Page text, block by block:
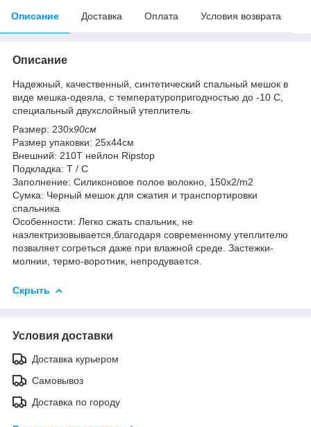
Описание Доставка Оплата Условия возврата
Описание
Надежный, качественный, синтетический спальный мешок в
виде мешка-одеяла, с температуропригодностью до -10 С,
специальный двухслойный утеплитель.
Размер: 230х90см
Размер упаковки: 25х44см
Внешний: 210T нейлон Ripstop
Подкладка: T / C
Заполнение: Силиконовое полое волокно, 150х2/m2
Сумка: Черный мешок для сжатия и транспортировки
спальника
Особенности: Легко сжать спальник, не
наэлектризовывается,благодаря современному утеплителю
позваляет согреться даже при влажной среде. Застежки-
молнии, термо-воротник, непродувается
Скрыть
Условия доставки
Доставка курьером
Самовывоз
Доставка по городу